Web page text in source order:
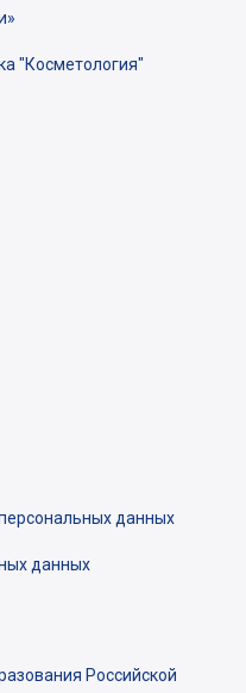
"Косметология"
данных
данных
Российской